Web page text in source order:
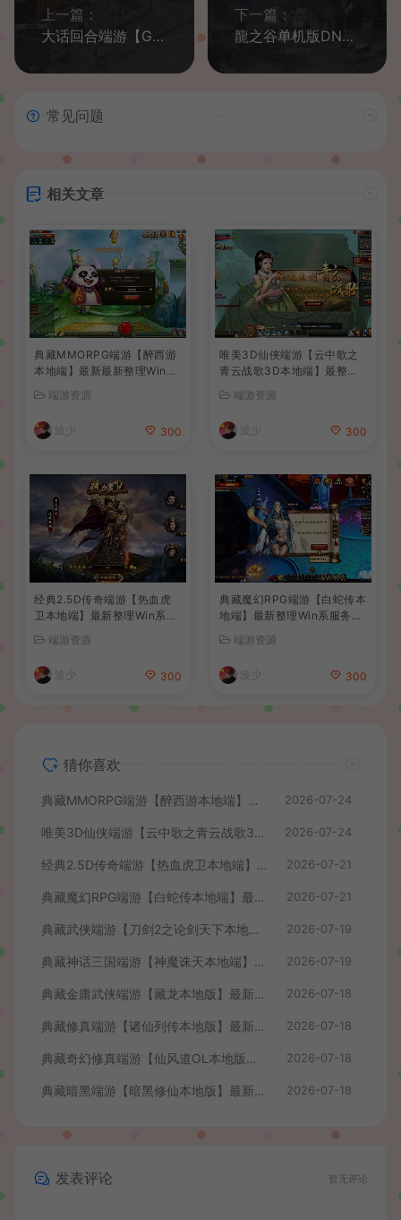
上一篇：
大话回合端游【GGE大话第三版】最新整理win系半手工端+全套源码+详细搭建教程
下一篇：
龍之谷单机版DN游戏一键端大型3D网游同步489大翅膀新3件套特武
常见问题
相关文章
典藏MMORPG端游【醉西游
本地端】最新最新整理Win系
服务端+PC客户端+GM后台
+详细搭建教程
端游资源
波少 300
唯美3D仙侠端游【云中歌之
青云战歌3D本地端】最整理
Win系服务端+PC客户端+G
M工具+详细搭建教程
端游资源
波少 300
经典2.5D传奇端游【热血虎
卫本地端】最新整理Win系服
务端+PC客户端+详细搭建教
程
端游资源
波少 300
典藏魔幻RPG端游【白蛇传本
地端】最新整理Win系服务端
+PC客户端+GM工具+详细搭
建教程
端游资源
波少 300
猜你喜欢
典藏MMORPG端游【醉西游本地端】最新最新整理Win系服务端+PC客户端+GM后台+详细搭建教程 2026-07-24
唯美3D仙侠端游【云中歌之青云战歌3D本地端】最整理Win系服务端+PC客户端+GM工具+详细搭建教程 2026-07-24
经典2.5D传奇端游【热血虎卫本地端】最新整理Win系服务端+PC客户端+详细搭建教程 2026-07-21
典藏魔幻RPG端游【白蛇传本地端】最新整理Win系服务端+PC客户端+GM工具+详细搭建教程 2026-07-21
典藏武侠端游【刀剑2之论剑天下本地端】最新整理Win系服务端+PC客户端+GM工具+详细搭建教程 2026-07-19
典藏神话三国端游【神魔诛天本地端】最新整理Win系服务端+PC客户端+货币修改教程+详细搭建教程 2026-07-19
典藏金庸武侠端游【藏龙本地版】最新整理Win系服务端+PC客户端+GM工具+详细搭建教程 2026-07-18
典藏修真端游【诸仙列传本地版】最新整理Win系服务端+PC客户端+GM工具+详细搭建教程 2026-07-18
典藏奇幻修真端游【仙风道OL本地版】最新整理Win系服务端+PC客户端+GM工具+详细搭建教程 2026-07-18
典藏暗黑端游【暗黑修仙本地版】最新整理Win系服务端+PC客户端+GM工具+详细搭建教程 2026-07-18
发表评论 暂无评论